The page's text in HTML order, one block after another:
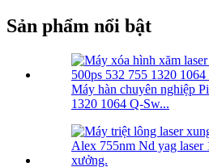
Sản phẩm nổi bật
Máy hàn chuyên nghiệp
1320 1064 Q-Sw...